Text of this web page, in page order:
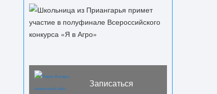
Записаться